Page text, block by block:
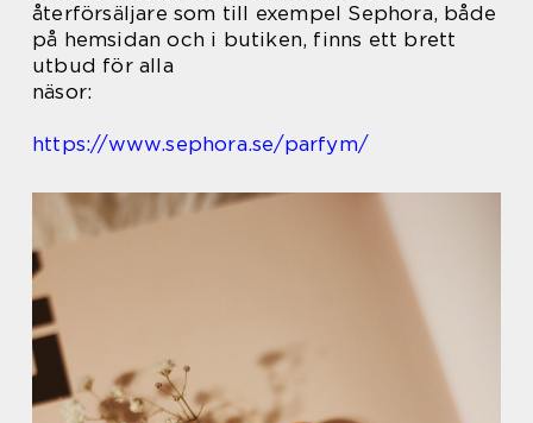
återförsäljare som till exempel Sephora, både
på hemsidan och i butiken, finns ett brett
utbud för alla
näsor:
https://www.sephora.se/parfym/